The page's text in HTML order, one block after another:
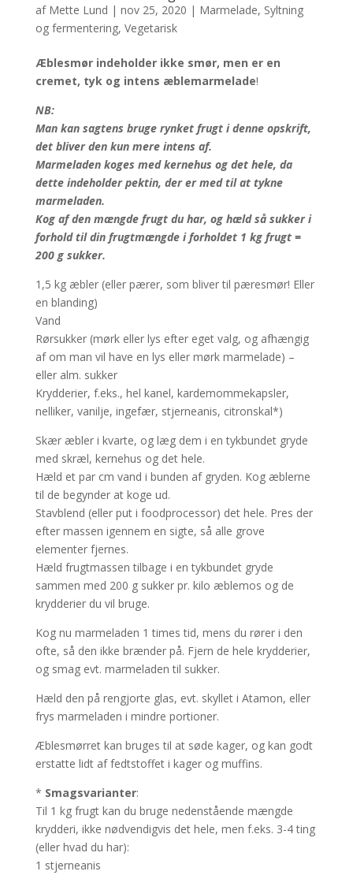
af Mette Lund | nov 25, 2020 | Marmelade, Syltning
og fermentering, Vegetarisk
Æblesmør indeholder ikke smør, men er en
cremet, tyk og intens æblemarmelade!
NB:
Man kan sagtens bruge rynket frugt i denne opskrift,
det bliver den kun mere intens af.
Marmeladen koges med kernehus og det hele, da
dette indeholder pektin, der er med til at tykne
marmeladen.
Kog af den mængde frugt du har, og hæld så sukker i
forhold til din frugtmængde i forholdet 1 kg frugt =
200 g sukker.
1,5 kg æbler (eller pærer, som bliver til pæresmør! Eller
en blanding)
Vand
Rørsukker (mørk eller lys efter eget valg, og afhængig
af om man vil have en lys eller mørk marmelade) –
eller alm. sukker
Krydderier, f.eks., hel kanel, kardemommekapsler,
nelliker, vanilje, ingefær, stjerneanis, citronskal*)
Skær æbler i kvarte, og læg dem i en tykbundet gryde
med skræl, kernehus og det hele.
Hæld et par cm vand i bunden af gryden. Kog æblerne
til de begynder at koge ud.
Stavblend (eller put i foodprocessor) det hele. Pres der
efter massen igennem en sigte, så alle grove
elementer fjernes.
Hæld frugtmassen tilbage i en tykbundet gryde
sammen med 200 g sukker pr. kilo æblemos og de
krydderier du vil bruge.
Kog nu marmeladen 1 times tid, mens du rører i den
ofte, så den ikke brænder på. Fjern de hele krydderier,
og smag evt. marmeladen til sukker.
Hæld den på rengjorte glas, evt. skyllet i Atamon, eller
frys marmeladen i mindre portioner.
Æblesmørret kan bruges til at søde kager, og kan godt
erstatte lidt af fedtstoffet i kager og muffins.
* Smagsvarianter:
Til 1 kg frugt kan du bruge nedenstående mængde
krydderi, ikke nødvendigvis det hele, men f.eks. 3-4 ting
(eller hvad du har):
1 stjerneanis